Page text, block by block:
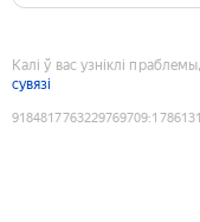
Калі ў вас узніклі
сувязі
9184817763229769709: